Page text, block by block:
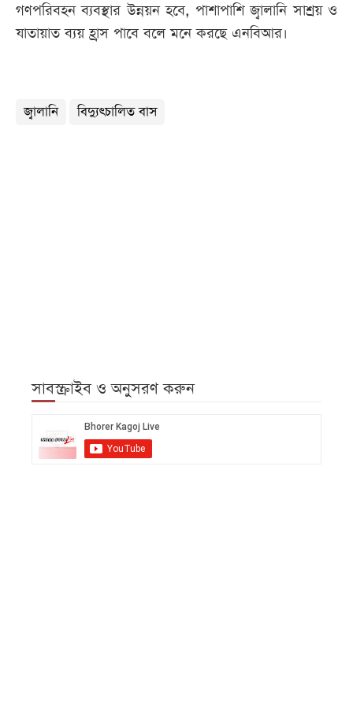
গণপরিবহন ব্যবস্থার উন্নয়ন হবে, পাশাপাশি জ্বালানি সাশ্রয় ও
যাতায়াত ব্যয় হ্রাস পাবে বলে মনে করছে এনবিআর।
জ্বালানি বিদ্যুৎচালিত বাস
সাবস্ক্রাইব ও অনুসরণ করুন